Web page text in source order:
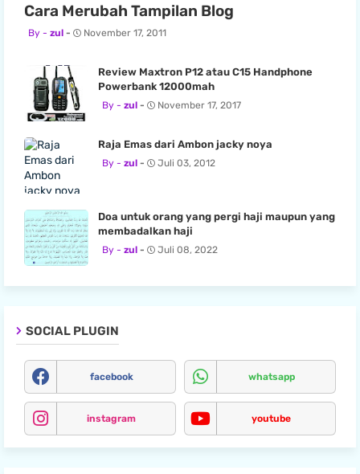
Cara Merubah Tampilan Blog
zul November 17, 2011
Review Maxtron P12 atau C15 Handphone
Powerbank 12000mah
zul November 17, 2017
Raja Emas dari Ambon jacky noya
zul Juli 03, 2012
Doa untuk orang yang pergi haji maupun yang
membadalkan haji
zul Juli 08, 2022
SOCIAL PLUGIN
facebook whatsapp
instagram youtube